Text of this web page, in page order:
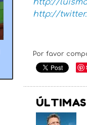
http://
http://
Por favor